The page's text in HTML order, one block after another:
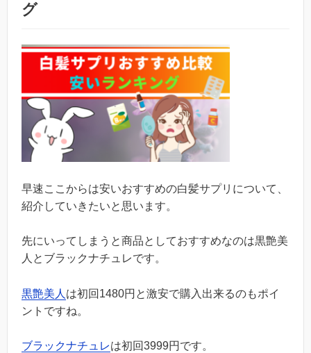
グ
早速ここからは安いおすすめの白髪サプリについて、
紹介していきたいと思います。
先にいってしまうと商品としておすすめなのは黒艶美
人とブラックナチュレです。
黒艶美人 は初回1480円と激安で購入出来るのもポイ
ントですね。
ブラックナチュレは初回3999円です。